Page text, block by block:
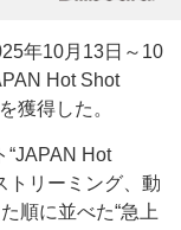
年10月13日～10
Hot Shot
獲得した。
Hot
トリーミング、動
順に並べた“急上